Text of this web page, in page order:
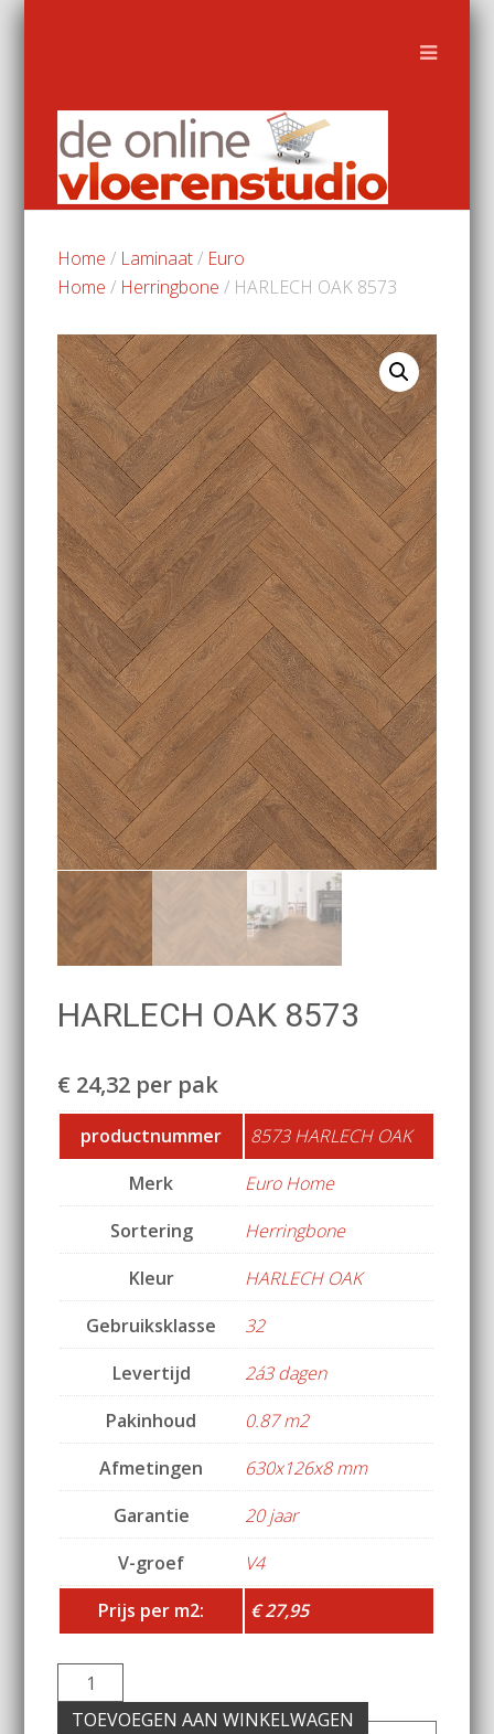
Home / Laminaat/ Euro
Home / Herringbone / HARLECH OAK 8573
HARLECH OAK 8573
€ 24,32 per pak
productnummer
8573 HARLECH OAK
Merk
Euro Home
Sortering
Herringbone
Kleur
HARLECH OAK
Gebruiksklasse
32
Levertijd
2á3 dagen
Pakinhoud
0.87 m2
Afmetingen
630x126x8 mm
Garantie
20 jaar
V-groef
V4
Prijs per m2:
€ 27,95
TOEVOEGEN AAN WINKELWAGEN